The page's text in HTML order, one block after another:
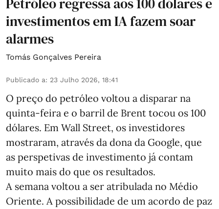
investimentos em IA fazem soar
alarmes
Tomás Gonçalves Pereira
Publicado a: 23 Julho 2026, 18:41
O preço do petróleo voltou a disparar na
quinta-feira e o barril de Brent tocou os 100
dólares. Em Wall Street, os investidores
mostraram, através da dona da Google, que
as perspetivas de investimento já contam
muito mais do que os resultados.
A semana voltou a ser atribulada no Médio
Oriente. A possibilidade de um acordo de paz